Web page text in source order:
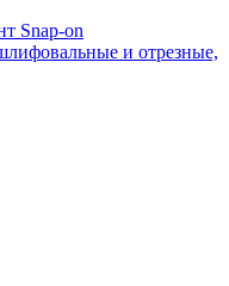
Snap-on
и отрезные,